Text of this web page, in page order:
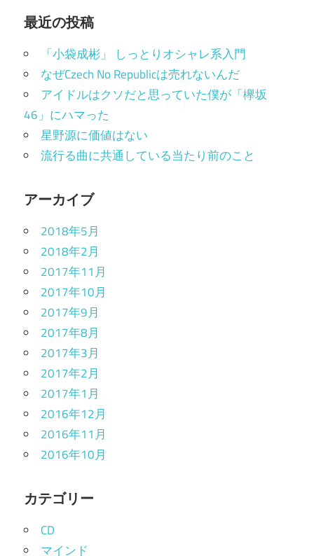
最近の投稿
「小袋成彬」 しっとりオシャレ系入門
なぜCzech No Republicは売れないんだ
アイドルはクソだと思っていた僕が「欅坂
46」にハマった
星野源に価値はない
流行る曲に共通している当たり前のこと
アーカイブ
2018年5月
2018年2月
2017年11月
2017年10月
2017年9月
2017年8月
2017年3月
2017年2月
2017年1月
2016年12月
2016年11月
2016年10月
カテゴリー
CD
マインド